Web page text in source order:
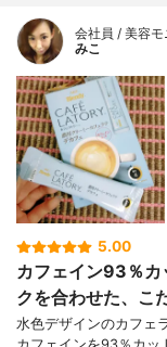
会社員 / 美容モ
みこ
5.00
カフェイン93％カ
クを合わせた、こ
水色デザインのカフェ